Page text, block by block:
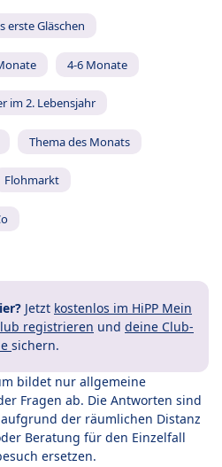
erste Gläschen
4-6 Monate
im 2. Lebensjahr
Thema des Monats
Flohmarkt
Jetzt kostenlos im HiPP Mein
registrieren und deine Club-
sichern.
bildet nur allgemeine
Fragen ab. Die Antworten sind
der räumlichen Distanz
Beratung für den Einzelfall
ersetzen.